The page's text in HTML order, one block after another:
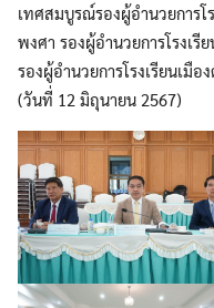
เทศสมบูรณ์รองผู้อำนวยการโ
พงศา รองผู้อำนวยการโรงเรี
รองผู้อำนวยการโรงเรียนเมื
(วันที่ 12 มิถุนายน 2567)